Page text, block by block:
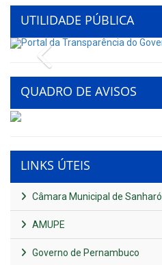
UTILIDADE PÚBLICA
Previous
QUADRO DE AVISOS
LINKS ÚTEIS
Câmara Municipal de Sanharó
AMUPE
Governo de Pernambuco